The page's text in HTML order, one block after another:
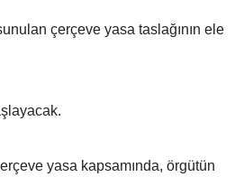
çerçeve yasa taslağının ele
yasa kapsamında, örgütün